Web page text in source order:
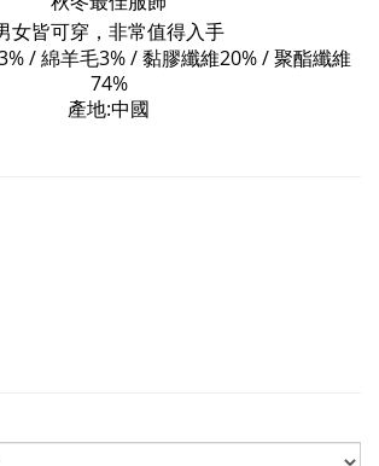
女皆可穿，非常值得入手
/ 綿羊毛3% / 黏膠纖維20% /聚酯纖維
74%
產地:中國